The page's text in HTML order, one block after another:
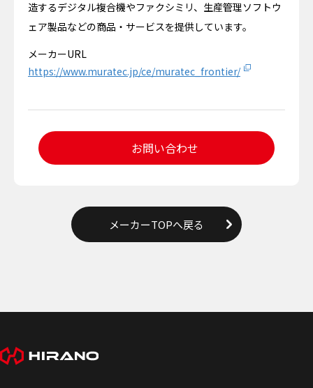
造するデジタル複合機やファクシミリ、生産管理ソフトウ
ェア製品などの商品・サービスを提供しています。
メーカーURL
https://www.muratec.jp/ce/muratec_frontier/
お問い合わせ
メーカーTOPへ戻る